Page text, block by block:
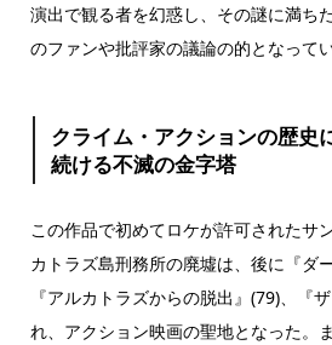
演出で観る者を幻惑し、その謎に満ち
のファンや批評家の議論の的となってい
クライム・アクションの歴史
続ける不滅の金字塔
この作品で初めてロケが許可されたサ
カトラズ島刑務所の廃墟は、後に『ダ
『アルカトラズからの脱出』(79)、『
れ、アクション映画の聖地となった。